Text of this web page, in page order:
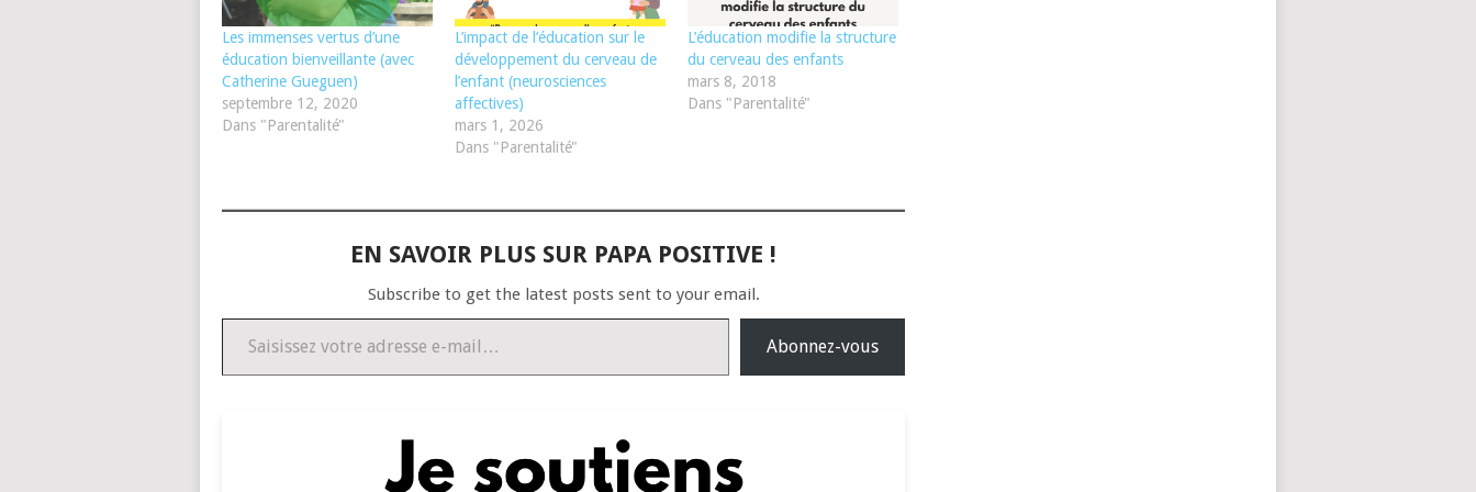
Les immenses vertus d’une
éducation bienveillante (avec
Catherine Gueguen)
septembre 12, 2020
Dans "Parentalité"
L’impact de l’éducation sur le
développement du cerveau de
l’enfant (neurosciences
affectives)
mars 1, 2026
Dans "Parentalité"
L’éducation modifie la structure
du cerveau des enfants
mars 8, 2018
Dans "Parentalité"
EN SAVOIR PLUS SUR PAPA POSITIVE !
Subscribe to get the latest posts sent to your email.
Saisissez votre adresse e-mail…
Abonnez-vous